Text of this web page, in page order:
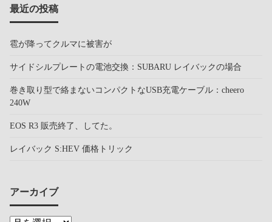
最近の投稿
雹が降ってクルマに被害が
サイドシルプレートの電池交換：SUBARU レイバックの場合
巻き取り型で絡まないコンパクトなUSB充電ケーブル：cheero
240W
EOS R3 販売終了、してた。
レイバック S:HEV 価格トリック
アーカイブ